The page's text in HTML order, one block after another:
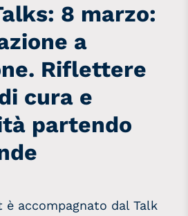
8 marzo:
a
Riflettere
cura e
partendo
è accompagnato dal Talk